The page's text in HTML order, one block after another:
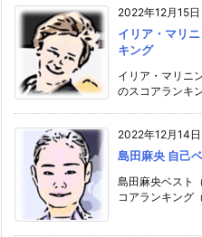
2022年12月15日
イリア・マリ
キング
イリア・マリニ
のスコアランキ
2022年12月14日
島田麻央 自己
島田麻央ベスト
コアランキング